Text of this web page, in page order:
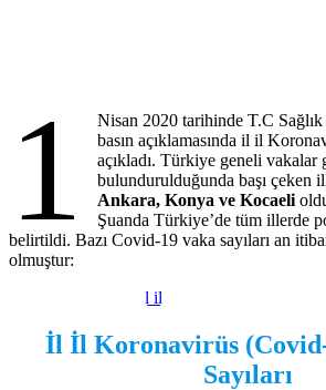
1
Nisan 2020 tarihinde T.C
basın açıklamasında il il
açıkladı. Türkiye geneli vakalar
bulundurulduğunda başı çeken
Ankara, Konya ve Kocaeli
Şuanda Türkiye’de tüm illerde
belirtildi. Bazı Covid-19 vaka sayıları an
olmuştur:
İl İl Koronavirüs
Sayıları